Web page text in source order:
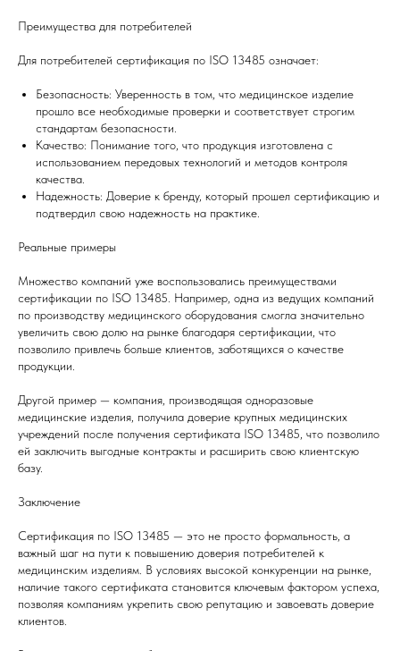
Преимущества для потребителей
Для потребителей сертификация по ISO 13485 означает:
Безопасность: Уверенность в том, что медицинское изделие
прошло все необходимые проверки и соответствует строгим
стандартам безопасности.
Качество: Понимание того, что продукция изготовлена с
использованием передовых технологий и методов контроля
качества.
Надежность: Доверие к бренду, который прошел сертификацию и
подтвердил свою надежность на практике.
Реальные примеры
Множество компаний уже воспользовались преимуществами
сертификации по ISO 13485. Например, одна из ведущих компаний
по производству медицинского оборудования смогла значительно
увеличить свою долю на рынке благодаря сертификации, что
позволило привлечь больше клиентов, заботящихся о качестве
продукции.
Другой пример — компания, производящая одноразовые
медицинские изделия, получила доверие крупных медицинских
учреждений после получения сертификата ISO 13485, что позволило
ей заключить выгодные контракты и расширить свою клиентскую
базу.
Заключение
Сертификация по ISO 13485 — это не просто формальность, а
важный шаг на пути к повышению доверия потребителей к
медицинским изделиям. В условиях высокой конкуренции на рынке,
наличие такого сертификата становится ключевым фактором успеха,
позволяя компаниям укрепить свою репутацию и завоевать доверие
клиентов.